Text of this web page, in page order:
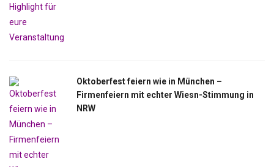
Oktoberfest feiern wie in München –
Firmenfeiern mit echter Wiesn-Stimmung in
NRW